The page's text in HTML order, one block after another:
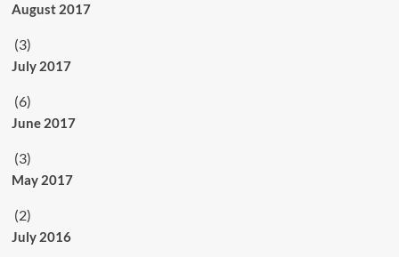
August 2017
(3)
July 2017
(6)
June 2017
(3)
May 2017
(2)
July 2016